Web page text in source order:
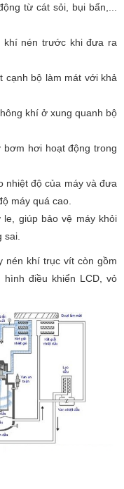
từ cát sỏi, bụi bẩn,...
khí nén trước khi đưa ra
cạnh bộ làm mát với khả
khí ở xung quanh bộ
hơi hoạt động trong
nhiệt độ của máy và đưa
máy quá cao.
giúp bảo vệ máy khỏi
sai.
nén khí trục vít còn gồm
điều khiển LCD, vỏ